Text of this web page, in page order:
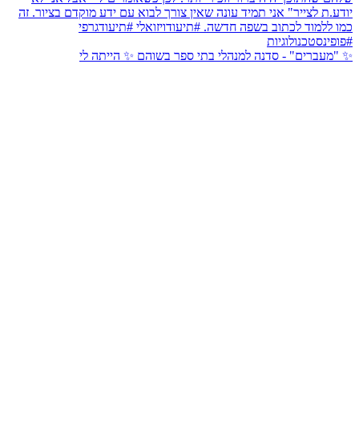
✨ "מעברים" - סדנה למנהלי בתי ספר בשוהם ✨ הייתה לי